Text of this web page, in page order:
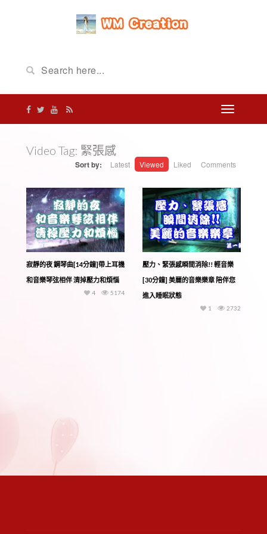
Video Tag: 緊張感
Sort by: Latest Viewed Liked Comments
寂靜的夜 鋼琴曲[14分鐘]帶上耳機
和音樂琴弦相伴 清掉壓力和煩惱
5174
4
壓力、緊張感瞬間消除!! 輕音樂
[30分鐘] 美麗的音樂樂章 陪伴您
進入睡眠狀態
2732
1